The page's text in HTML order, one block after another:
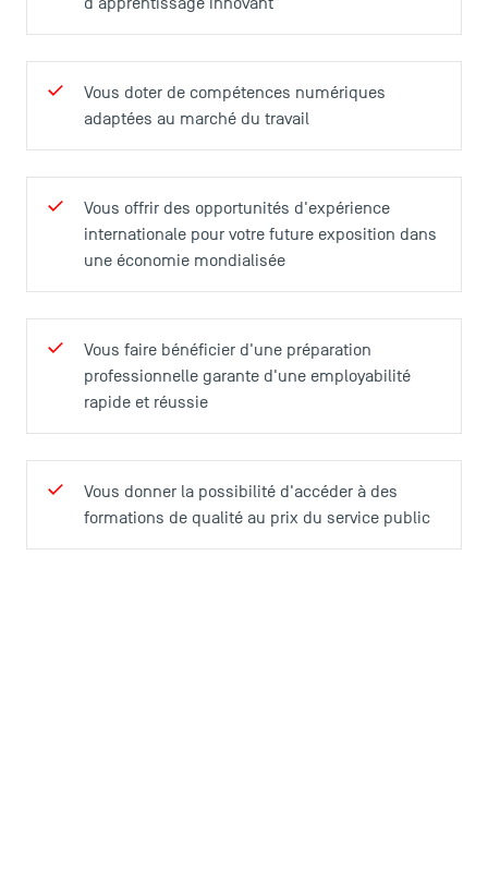
TSM Éducation
TSM-Research
TSM Doctoral Programme
Vous doter de compétences numériques
adaptées au marché du travail
Vous offrir des opportunités d'expérience
internationale pour votre future exposition dans
une économie mondialisée
Vous faire bénéficier d'une préparation
professionnelle garante d'une employabilité
rapide et réussie
Vous donner la possibilité d'accéder à des
formations de qualité au prix du service public